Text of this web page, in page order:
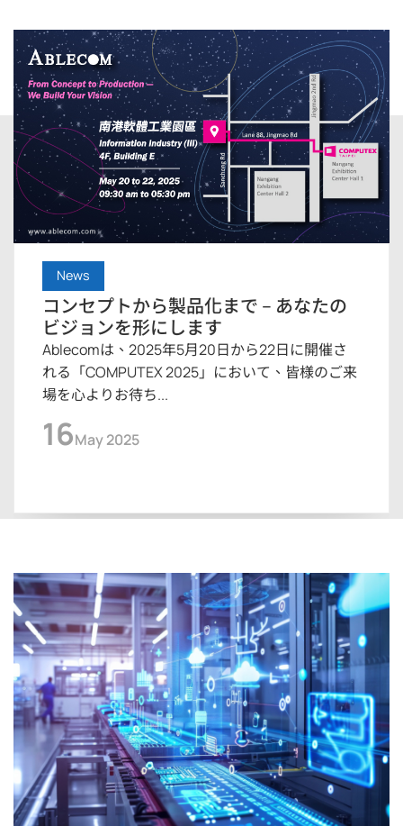
News
コンセプトから製品化まで – あなたの
ビジョンを形にします
Ablecomは、2025年5月20日から22日に開催さ
れる「COMPUTEX 2025」において、皆様のご来
場を心よりお待ち...
16May 2025